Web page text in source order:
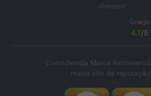
clientes!
4.7/5
Considerada Marca
maior site de